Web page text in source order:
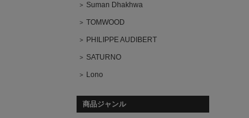
Suman Dhakhwa
TOMWOOD
PHILIPPE AUDIBERT
SATURNO
Lono
商品ジャンル